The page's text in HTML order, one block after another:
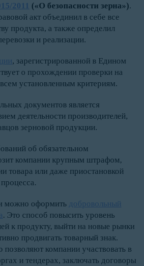
2011 («О безопасности зерна»).
акт объединил в себе все
продукта, а также определил
и реализации.
, зарегистрированной в Едином
о прохождении проверки на
всем установленным критериям.
документов является
деятельности производителей,
зерновой продукции.
об обязательном
компании крупным штрафом,
товара или даже приостановкой
можно оформить добровольный
. Это способ повысить уровень
к продукту, выйти на новые рынки
продвигать товарный знак.
компании участвовать в
и тендерах, заключать договоры